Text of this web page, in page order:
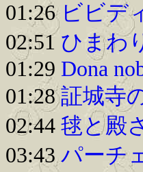
01:26 ビビデ
02:51 ひまわ
01:29 Dona
01:28証城寺
02:44 毬と殿
03:43パーチ